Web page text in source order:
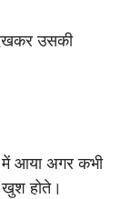
उसकी
में आया अगर कभी
होते।